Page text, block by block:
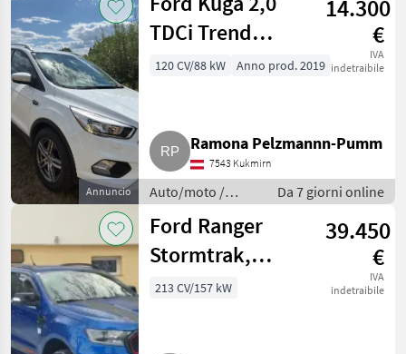
SsangYong
Toyota
Mostra
tutti 9
MARKETPLACE
Marketplace
Offerte dei
rivenditori
Annunci
Annuncio
TDCi Trend
SUV/Geländewagen
14.300
€
IVA
indetraibile
120 CV/88 kW Anno prod. 2019
Ramona Pelzmannn-Pumm
7543 Kukmirn
Auto/moto /
Fuoristrada
Da 7 giorni online
Ford Ranger
Stormtrak,
limitiertes
39.450
€
IVA
indetraibile
213 CV/157 kW